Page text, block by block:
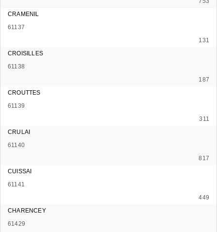
CRAMENIL
61137
131
CROISILLES
61138
187
CROUTTES
61139
311
CRULAI
61140
817
CUISSAI
61141
449
CHARENCEY
61429